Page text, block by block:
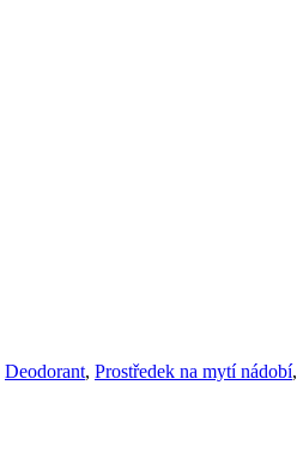
Deodorant, Prostředek na mytí nádobí,